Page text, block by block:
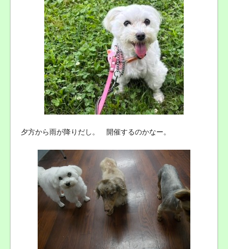
夕方から雨が降りだし。 開催するのかなー。